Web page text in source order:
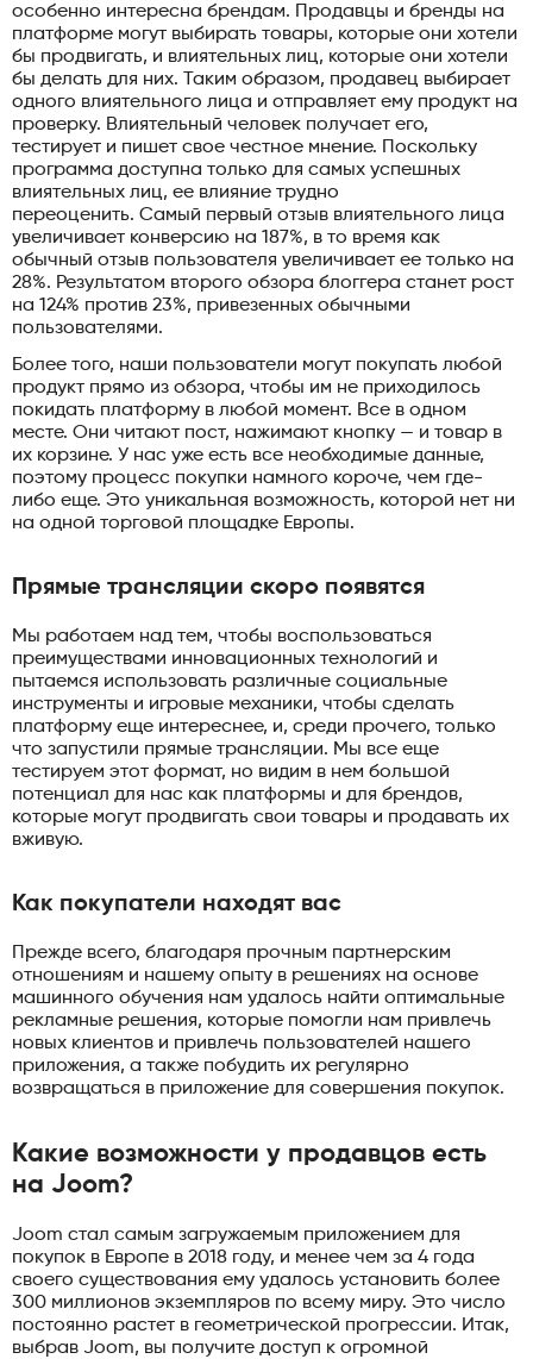
особенно интересна брендам. Продавцы и бренды на
платформе могут выбирать товары, которые они хотели
бы продвигать, и влиятельных лиц, которые они хотели
бы делать для них. Таким образом, продавец выбирает
одного влиятельного лица и отправляет ему продукт на
проверку. Влиятельный человек получает его,
тестирует и пишет свое честное мнение. Поскольку
программа доступна только для самых успешных
влиятельных лиц, ее влияние трудно
переоценить. Самый первый отзыв влиятельного лица
увеличивает конверсию на 187%, в то время как
обычный отзыв пользователя увеличивает ее только на
28%. Результатом второго обзора блоггера станет рост
на 124% против 23%, привезенных обычными
пользователями.
Более того, наши пользователи могут покупать любой
продукт прямо из обзора, чтобы им не приходилось
покидать платформу в любой момент. Все в одном
месте. Они читают пост, нажимают кнопку — и товар в
их корзине. У нас уже есть все необходимые данные,
поэтому процесс покупки намного короче, чем где-
либо еще. Это уникальная возможность, которой нет ни
на одной торговой площадке Европы.
Прямые трансляции скоро появятся
Мы работаем над тем, чтобы воспользоваться
преимуществами инновационных технологий и
пытаемся использовать различные социальные
инструменты и игровые механики, чтобы сделать
платформу еще интереснее, и, среди прочего, только
что запустили прямые трансляции. Мы все еще
тестируем этот формат, но видим в нем большой
потенциал для нас как платформы и для брендов,
которые могут продвигать свои товары и продавать их
вживую.
Как покупатели находят вас
Прежде всего, благодаря прочным партнерским
отношениям и нашему опыту в решениях на основе
машинного обучения нам удалось найти оптимальные
рекламные решения, которые помогли нам привлечь
новых клиентов и привлечь пользователей нашего
приложения, а также побудить их регулярно
возвращаться в приложение для совершения покупок.
Какие возможности у продавцов есть
на Joom?
Joom стал самым загружаемым приложением для
покупок в Европе в 2018 году, и менее чем за 4 года
своего существования ему удалось установить более
300 миллионов экземпляров по всему миру. Это число
постоянно растет в геометрической прогрессии. Итак,
выбрав Joom, вы получите доступ к огромной